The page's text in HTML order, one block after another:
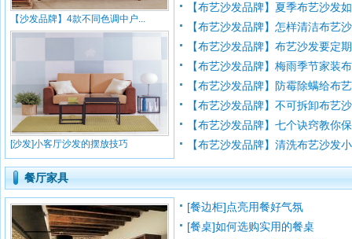
【沙发品牌】4款不同色调中户...
[沙发]小客厅沙发的摆放技巧
【布艺沙发品牌】夏季布艺沙发
【布艺沙发品牌】怎样清洁布艺
【布艺沙发品牌】布艺沙发要定
【布艺沙发品牌】梅雨季节家装
【布艺沙发品牌】防霉除螨给布
【布艺沙发品牌】不可拆卸布艺
【布艺沙发品牌】七个诀窍教你
【布艺沙发品牌】清洗布艺沙发
餐厅家具
[餐边柜]点亮用餐好气氛
[餐桌]如何选购实用的餐桌